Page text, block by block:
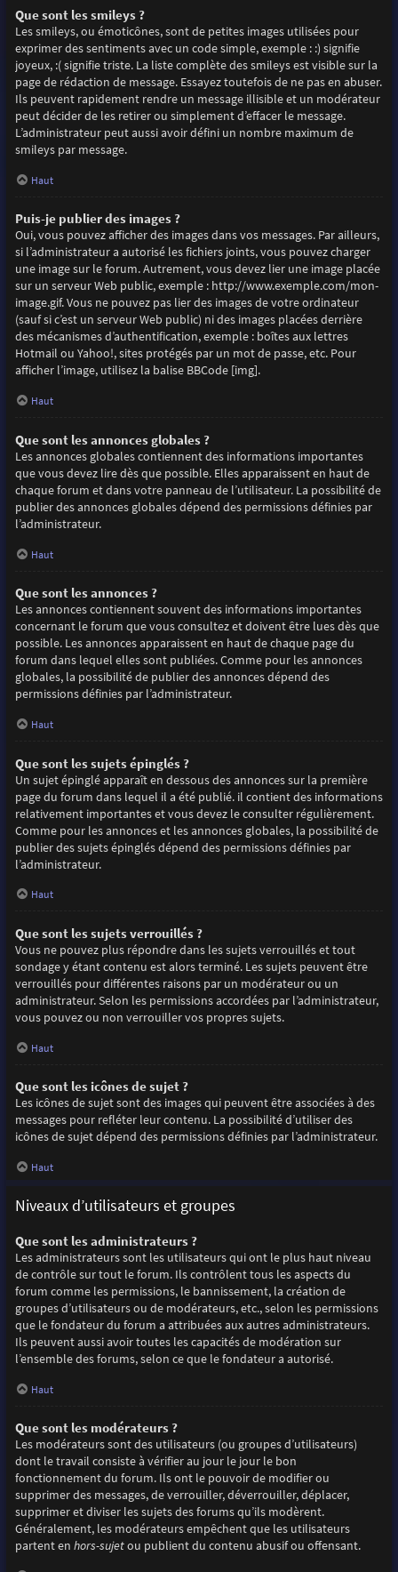
Que sont les smileys ?
Les smileys, ou émoticônes, sont de petites images utilisées pour
exprimer des sentiments avec un code simple, exemple : :) signifie
joyeux, :( signifie triste. La liste complète des smileys est visible sur la
page de rédaction de message. Essayez toutefois de ne pas en abuser.
Ils peuvent rapidement rendre un message illisible et un modérateur
peut décider de les retirer ou simplement d’effacer le message.
L’administrateur peut aussi avoir défini un nombre maximum de
smileys par message.
Haut
Puis-je publier des images ?
Oui, vous pouvez afficher des images dans vos messages. Par ailleurs,
si l’administrateur a autorisé les fichiers joints, vous pouvez charger
une image sur le forum. Autrement, vous devez lier une image placée
sur un serveur Web public, exemple : http://www.exemple.com/mon-
image.gif. Vous ne pouvez pas lier des images de votre ordinateur
(sauf si c’est un serveur Web public) ni des images placées derrière
des mécanismes d’authentification, exemple : boîtes aux lettres
Hotmail ou Yahoo!, sites protégés par un mot de passe, etc. Pour
afficher l’image, utilisez la balise BBCode [img].
Haut
Que sont les annonces globales ?
Les annonces globales contiennent des informations importantes
que vous devez lire dès que possible. Elles apparaissent en haut de
chaque forum et dans votre panneau de l’utilisateur. La possibilité de
publier des annonces globales dépend des permissions définies par
l’administrateur.
Haut
Que sont les annonces ?
Les annonces contiennent souvent des informations importantes
concernant le forum que vous consultez et doivent être lues dès que
possible. Les annonces apparaissent en haut de chaque page du
forum dans lequel elles sont publiées. Comme pour les annonces
globales, la possibilité de publier des annonces dépend des
permissions définies par l’administrateur.
Haut
Que sont les sujets épinglés ?
Un sujet épinglé apparaît en dessous des annonces sur la première
page du forum dans lequel il a été publié. il contient des informations
relativement importantes et vous devez le consulter régulièrement.
Comme pour les annonces et les annonces globales, la possibilité de
publier des sujets épinglés dépend des permissions définies par
l’administrateur.
Haut
Que sont les sujets verrouillés ?
Vous ne pouvez plus répondre dans les sujets verrouillés et tout
sondage y étant contenu est alors terminé. Les sujets peuvent être
verrouillés pour différentes raisons par un modérateur ou un
administrateur. Selon les permissions accordées par l’administrateur,
vous pouvez ou non verrouiller vos propres sujets.
Haut
Que sont les icônes de sujet ?
Les icônes de sujet sont des images qui peuvent être associées à des
messages pour refléter leur contenu. La possibilité d’utiliser des
icônes de sujet dépend des permissions définies par l’administrateur.
Haut
Niveaux d’utilisateurs et groupes
Que sont les administrateurs ?
Les administrateurs sont les utilisateurs qui ont le plus haut niveau
de contrôle sur tout le forum. Ils contrôlent tous les aspects du
forum comme les permissions, le bannissement, la création de
groupes d’utilisateurs ou de modérateurs, etc., selon les permissions
que le fondateur du forum a attribuées aux autres administrateurs.
Ils peuvent aussi avoir toutes les capacités de modération sur
l’ensemble des forums, selon ce que le fondateur a autorisé.
Haut
Que sont les modérateurs ?
Les modérateurs sont des utilisateurs (ou groupes d’utilisateurs)
dont le travail consiste à vérifier au jour le jour le bon
fonctionnement du forum. Ils ont le pouvoir de modifier ou
supprimer des messages, de verrouiller, déverrouiller, déplacer,
supprimer et diviser les sujets des forums qu’ils modèrent.
Généralement, les modérateurs empêchent que les utilisateurs
partent en hors-sujetou publient du contenu abusif ou offensant.